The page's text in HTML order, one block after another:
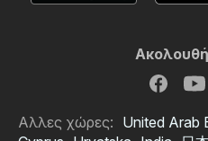
Αλλες χώρες: United Arab